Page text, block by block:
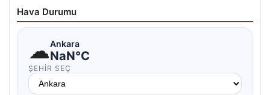
Hava Durumu
☁Ankara
NaN°C
ŞEHIR SEÇ